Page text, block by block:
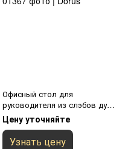
Офисный стол для
руководителя из слэбов дуба
и эпоксидной смолы
Цену уточняйте
Узнать цену